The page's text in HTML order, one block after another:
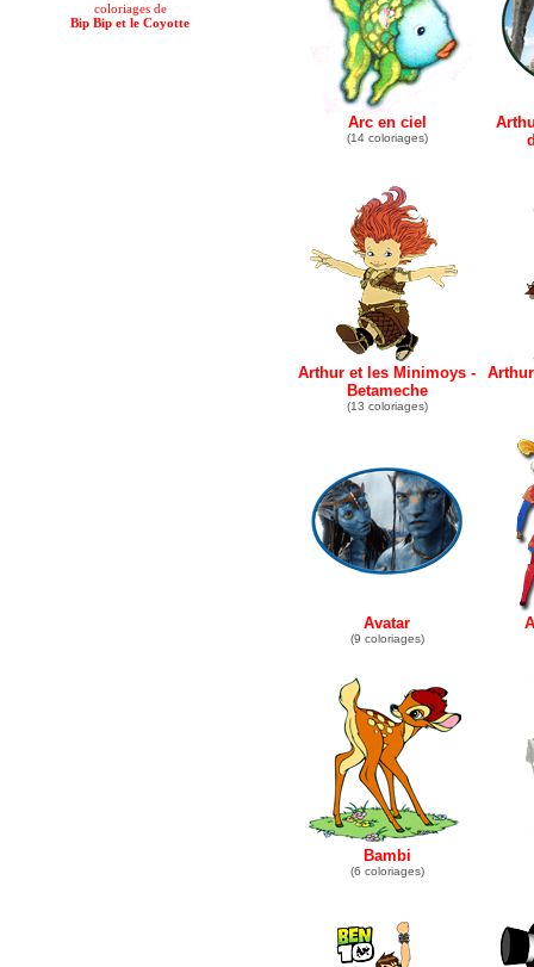
coloriages de
Bip Bip et le Coyotte
Arc en ciel
(14 coloriages)
Arthur et les Minimoys -
Betameche
(13 coloriages)
Avatar
(9 coloriages)
Bambi
(6 coloriages)